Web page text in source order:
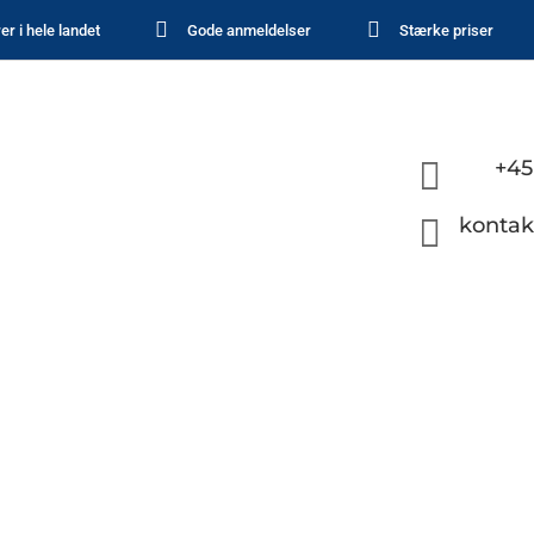
i hele landet  Gode anmeldelser  Stærke priser

